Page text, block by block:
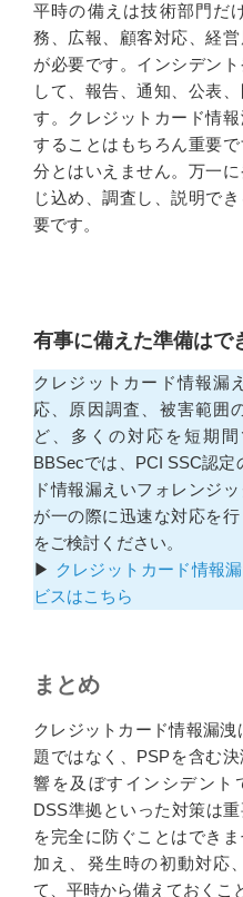
平時の備えは技術部門だ
務、広報、顧客対応、経
が必要です。インシデン
して、報告、通知、公表
す。クレジットカード情
することはもちろん重要
分とはいえません。万一
じ込め、調査し、説明で
要です。
有事に備えた準備はで
クレジットカード情報漏
応、原因調査、被害範囲
ど、多くの対応を短期
BBSecでは、PCI SSC認
ド情報漏えいフォレンジ
が一の際に迅速な対応を
をご検討ください。
▶ クレジットカード情報
ビスはこちら
まとめ
クレジットカード情報漏
題ではなく、PSPを含む
響を及ぼすインシデント
DSS準拠といった対策は
を完全に防ぐことはでき
加え、発生時の初動対応
て、平時から備えておくこ